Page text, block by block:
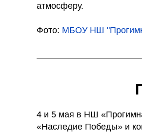
атмосферу.
Фото: МБОУ НШ
4 и 5 мая в НШ
«Наследие Победы» и